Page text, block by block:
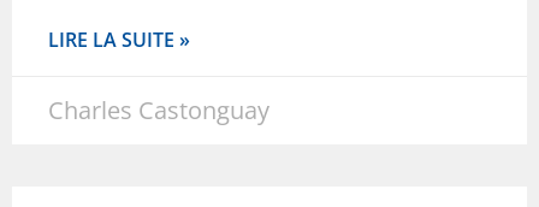
LIRE LA SUITE »
Charles Castonguay